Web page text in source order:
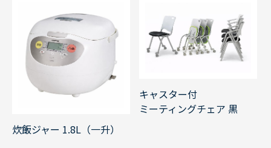
炊飯ジャー 1.8L（一升）
キャスター付
ミーティングチェア 黒